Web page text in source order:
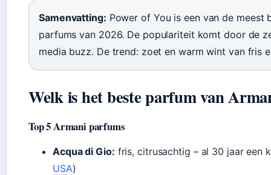
Samenvatting: Power of You is een van de meest
parfums van 2026. De populariteit komt door de
media buzz. De trend: zoet en warm wint van fris
Welk is het beste parfum van
Top 5 Armani parfums
Acqua di Gio: fris, citrusachtig – al 30 jaar een
USA)